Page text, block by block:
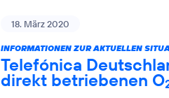
18. März 2020
INFORMATIONEN ZUR AKTUELLEN
Telefónica
direkt betriebenen O